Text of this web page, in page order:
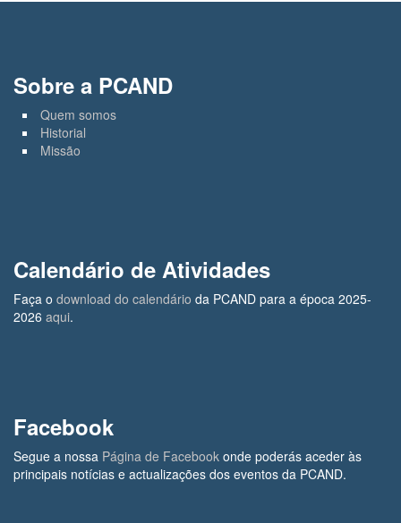
Sobre a PCAND
Quem somos
Historial
Missão
Calendário de Atividades
Faça o download do calendário da PCAND para a época 2025-
2026 aqui.
Facebook
Segue a nossa Página de Facebook onde poderás aceder às
principais notícias e actualizações dos eventos da PCAND.